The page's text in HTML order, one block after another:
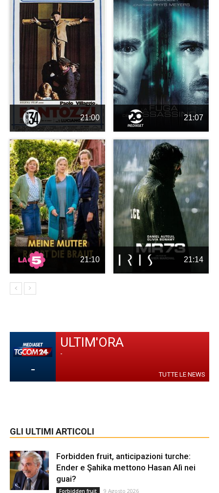
21:00 21:07
21:10 21:14
-
ULTIM'ORA
-
TUTTE LE NEWS
GLI ULTIMI ARTICOLI
Forbidden fruit, anticipazioni turche:
Ender e Şahika mettono Hasan Alì nei
guai?
Forbidden fruit 9 Agosto 2026